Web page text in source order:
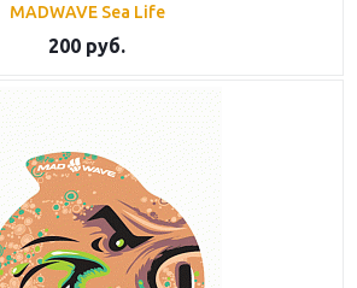
MADWAVE Sea Life
200 руб.